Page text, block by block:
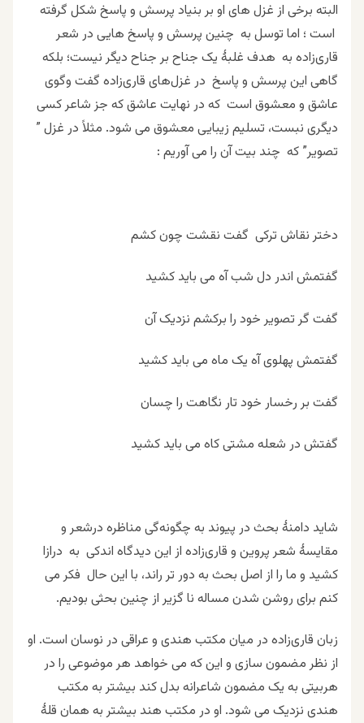
البته برخی از غزل های او بر بنیاد پرسش و پاسخ شکل گرفته
است ؛ اما توسل به چنین پرسش و پاسخ هایی در شعر
قاری‌زاده به هدف غلبۀ یک جناح بر جناح دیگر نیست؛ بلکه
گاهی این پرسش و پاسخ در غزل‌های قاری‌زاده گفت وگوی
عاشق و معشوق است که در نهایت عاشق که جز شاعر کسی
دیگری نبست، تسلیم زیبایی معشوق می شود. مثلاً در غزل ”
تصویر” که چند بیت آن را می آوریم :
دختر نقاش ترکی گفت نقشت چون کشم
گفتمش اندر دل شب آه می باید کشید
گفت گر تصویر خود را برکشم نزدیک آن
گفتمش پهلوی آه یک ماه می باید کشید
گفت بر رخسار خود تار نگاهت را چسان
گفتش در شعله مشتی کاه می باید کشید
شاید دامنۀ بحث در پیوند به چگونه‌گی مناظره درشعر و
مقایسۀ شعر پروین و قاری‌زاده از این دیدگاه اندکی به درازا
کشید و ما را از اصل بحث به دور تر راند، با این حال فکر می
کنم برای روشن شدن مساله نا گزیر از چنین بحثی بودیم.
زبان قاری‌زاده در میان مکتب هندی و عراقی در نوسان است. او
از نظر مضمون سازی و این که می خواهد هر موضوعی را در
هربیتی به یک مضمون شاعرانه بدل کند بیشتر به مکتب
هندی نزدیک می شود. او در مکتب هند بیشتر به همان قلۀ